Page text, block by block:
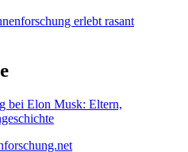
erlebt rasant
bei Elon Musk: Eltern,